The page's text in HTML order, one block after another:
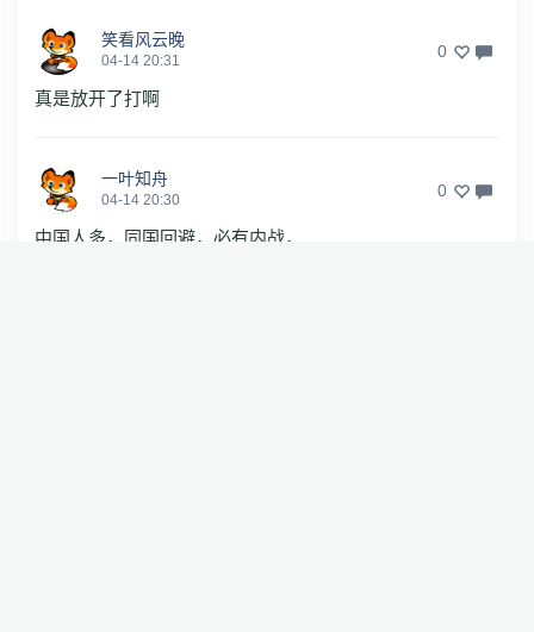
笑看风云晚
04-14 20:31 0
真是放开了打啊
一叶知舟
04-14 20:30 0
中国人多，同国回避，必有内战，